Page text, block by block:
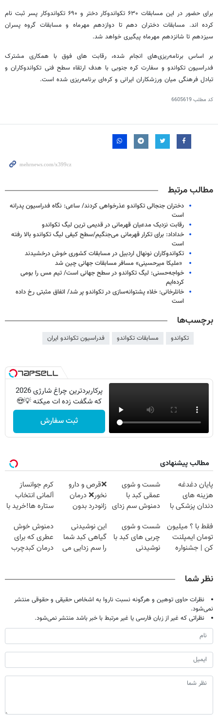
برای حضور در این مسابقات ۶۳۰ تکواندوکار دختر و ۶۹۰ تکواندوکار پسر ثبت نام
کرده اند. مسابقات دختران دهم تا دوازدهم مهرماه و مسابقات گروه پسران
سیزدهم تا شانزدهم مهرماه پیگیری خواهد شد.
بر اساس برنامه‌ریزی‌های انجام شده، رقابت های فوق با همکاری مشترک
فدراسیون تکواندو و سفارت کره جنوبی با هدف ارتقاء سطح فنی تکواندوکاران و
تبادل فرهنگی میان ورزشکاران ایرانی و کره‌ای برنامه‌ریزی شده است.
کد مطلب6605619
مطالب مرتبط
دختران جنجالی تکواندو عذرخواهی کردند/ ساعی: نگاه فدراسیون پدرانه
است
رقابت نزدیک مدعیان قهرمانی در قدیمی ترین لیگ تکواندو
خداداد: برای تکرار قهرمانی می‌جنگیم/سطح کیفی لیگ تکواندو بالا رفته
است
تکواندوکاران نونهال اردبیل در مسابقات کشوری خوش درخشیدند
«ملیکا میرحسینی» مسافر مسابقات جهانی چین شد
خواجه‌حسنی: لیگ تکواندو در سطح جهانی است/ تیم مس را بومی
کرده‌ایم
خانلرخانی: خلاء پشتوانه‌سازی در تکواندو پر شد/ اتفاق مثبتی رخ داده
است
برچسب‌ها
تکواندو مسابقات تکواندو فدراسیون تکواندو ایران
پرکاربردترین چراغ شارژی 2026
که شگفت زده ات میکنه 💡😍
ثبت سفارش
مطالب پیشنهادی
پایان دغدغه
هزینه های
دندان پزشکی با
خانگی
شست و شوی
عمقی کبد با
دمنوش سم زدای
❌قرص‌ و دارو
نخور❌ درمان
زانودرد بدون
کرم جوانساز
آلمانی انتخاب
ستاره ها!خرید با
فقط با ؟ میلیون
تومان ایمپلنت
کن | جشنواره
شست و شوی
چربی های کبد با
نوشیدنی
این نوشیدنی
گیاهی کبد شما
را سم زدایی می
دمنوش خوش
عطری که برای
درمان کبدچرب
نظر شما
نظرات حاوی توهین و هرگونه نسبت ناروا به اشخاص حقیقی و حقوقی منتشر
نمی‌شود.
نظراتی که غیر از زبان فارسی یا غیر مرتبط با خبر باشد منتشر نمی‌شود.